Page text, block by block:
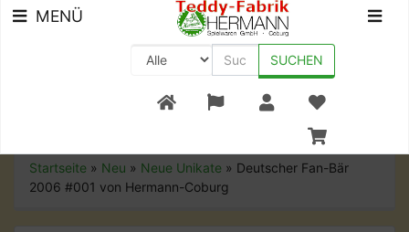
+49 (0) 9561-8590-0
MENÜ
SUCHEN
Startseite » Neu » Neue Unikate » Deutscher Fan-Bär
2006 #001 von Hermann-Coburg